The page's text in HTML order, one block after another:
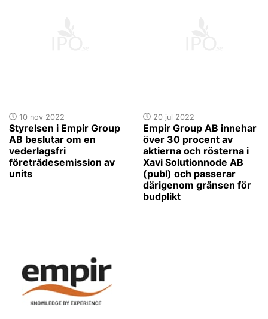
10 nov 2022
Styrelsen i Empir Group
AB beslutar om en
vederlagsfri
företrädesemission av
units
20 jul 2022
Empir Group AB innehar
över 30 procent av
aktierna och rösterna i
Xavi Solutionnode AB
(publ) och passerar
därigenom gränsen för
budplikt